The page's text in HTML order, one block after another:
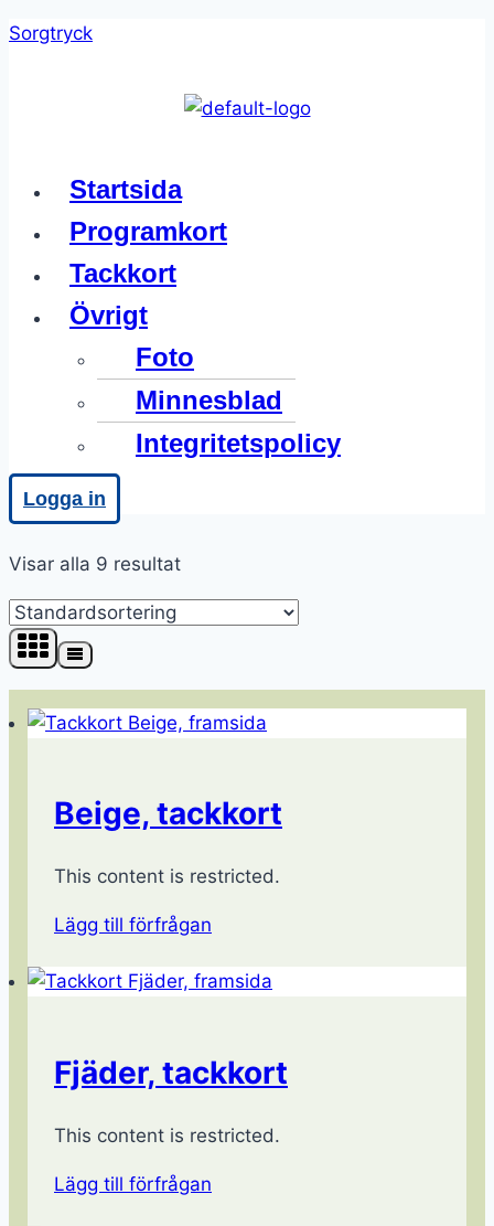
Skip
Sorgtryck
Startsida
Programkort
Tackkort
Övrigt
Foto
Minnesblad
Integritetspolicy
Logga in
Visar alla 9 resultat
Beige, tackkort
This content is restricted.
Lägg till förfrågan
Fjäder, tackkort
This content is restricted.
Lägg till förfrågan